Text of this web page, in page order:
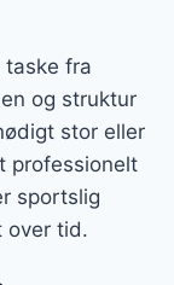
taske fra
og struktur
stor eller
professionelt
sportslig
over tid.